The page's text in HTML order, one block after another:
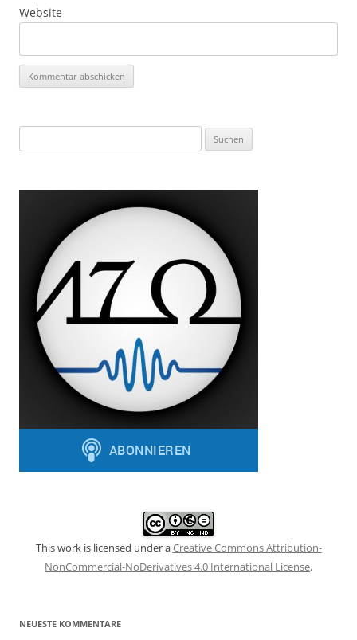
Website
nach:
This work is licensed under aCreative Commons Attribution-
NonCommercial-NoDerivatives 4.0 International License.
NEUESTE KOMMENTARE